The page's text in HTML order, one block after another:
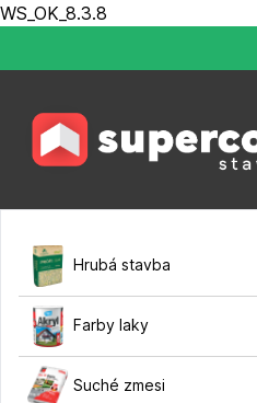
WS_OK_8.3.8
Hrubá stavba
Farby laky
Suché zmesi